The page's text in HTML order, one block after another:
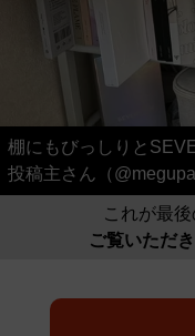
棚にもびっしりと
投稿主さん（
これが最
ご覧いただ